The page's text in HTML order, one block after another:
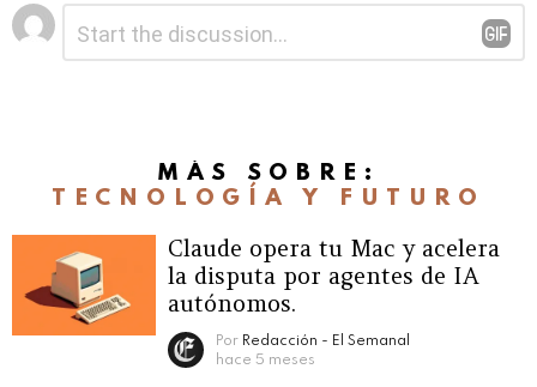
Deja
una
MÁS SOBRE:
TECNOLOGÍA Y FUTURO
Claude opera tu Mac y acelera
la disputa por agentes de IA
autónomos.
Por Redacción - El Semanal
hace 5 meses